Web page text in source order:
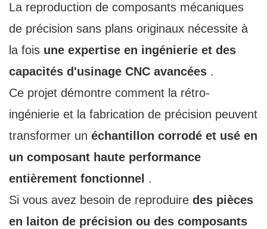
La reproduction de composants mécaniques
de précision sans plans originaux nécessite à
la fois une expertise en ingénierie et des
capacités d'usinage CNC avancées .
Ce projet démontre comment la rétro-
ingénierie et la fabrication de précision peuvent
transformer un échantillon corrodé et usé en
un composant haute performance
entièrement fonctionnel .
Si vous avez besoin de reproduire des pièces
en laiton de précision ou des composants